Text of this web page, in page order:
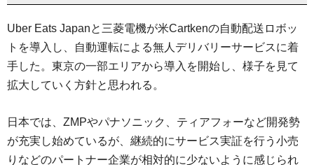
Uber Eats Japanと三菱電機が米Cartkenの自動配送ロボッ
トを導入し、自動運転による無人デリバリーサービスに着
手した。東京の一部エリアから導入を開始し、様子を見て
拡大していく方針と思われる。
日本では、ZMPやパナソニック、ティアフォーなど開発勢
が充実し始めているが、継続的にサービス実証を行う小売
りなどのパートナー企業が相対的に少ないように感じられ